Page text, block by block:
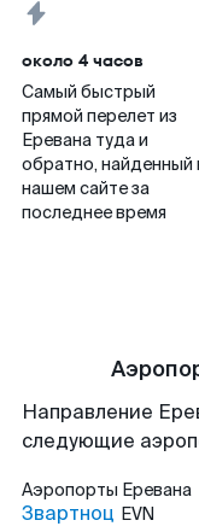
около 4 часов
Самый быстрый
прямой перелет из
Еревана туда и
обратно, найденный
нашем сайте за
последнее время
Направление
следующие
Аэропорты Еревана
Звартноц EVN